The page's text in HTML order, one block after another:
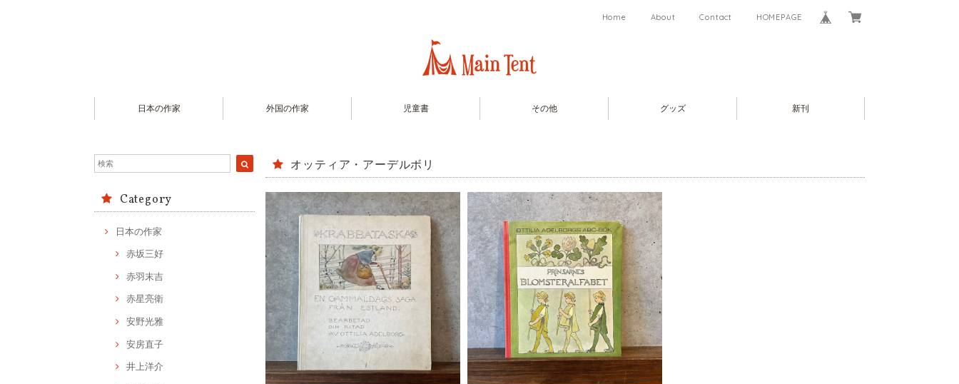
Home About Contact HOMEPAGE
日本の作家 外国の作家 児童書 その他 グッズ 新刊
Category
日本の作家
赤坂三好
赤羽末吉
赤星亮衛
安野光雅
安房直子
井上洋介
オッティア・アーデルボリ